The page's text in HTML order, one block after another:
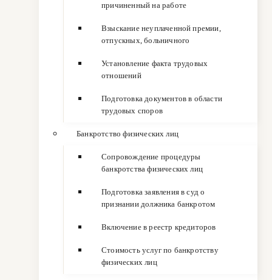
причиненный на работе
Взыскание неуплаченной премии,
отпускных, больничного
Установление факта трудовых
отношений
Подготовка документов в области
трудовых споров
Банкротство физических лиц
Сопровождение процедуры
банкротства физических лиц
Подготовка заявления в суд о
признании должника банкротом
Включение в реестр кредиторов
Стоимость услуг по банкротству
физических лиц